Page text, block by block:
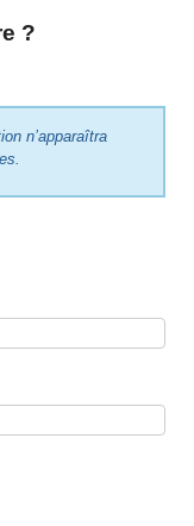
?
n’apparaîtra